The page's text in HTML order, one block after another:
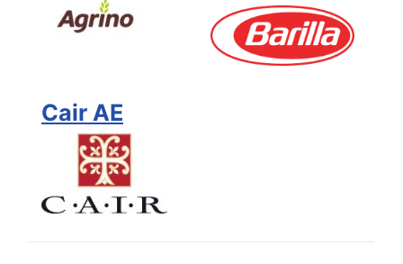
Cair AE